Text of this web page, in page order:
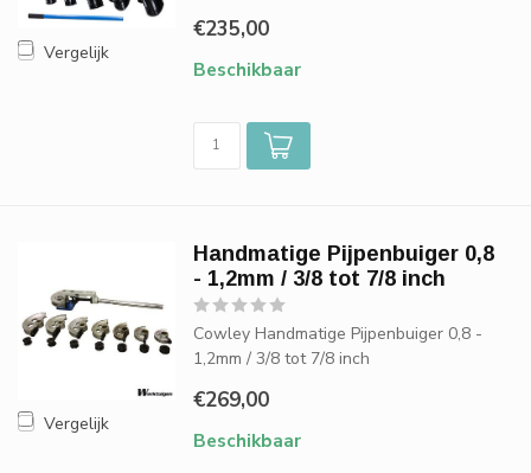
Vergelijk
€235,00
Beschikbaar
Vergelijk
Handmatige Pijpenbuiger 0,8
- 1,2mm / 3/8 tot 7/8 inch
Cowley Handmatige Pijpenbuiger 0,8 -
1,2mm / 3/8 tot 7/8 inch
€269,00
Beschikbaar